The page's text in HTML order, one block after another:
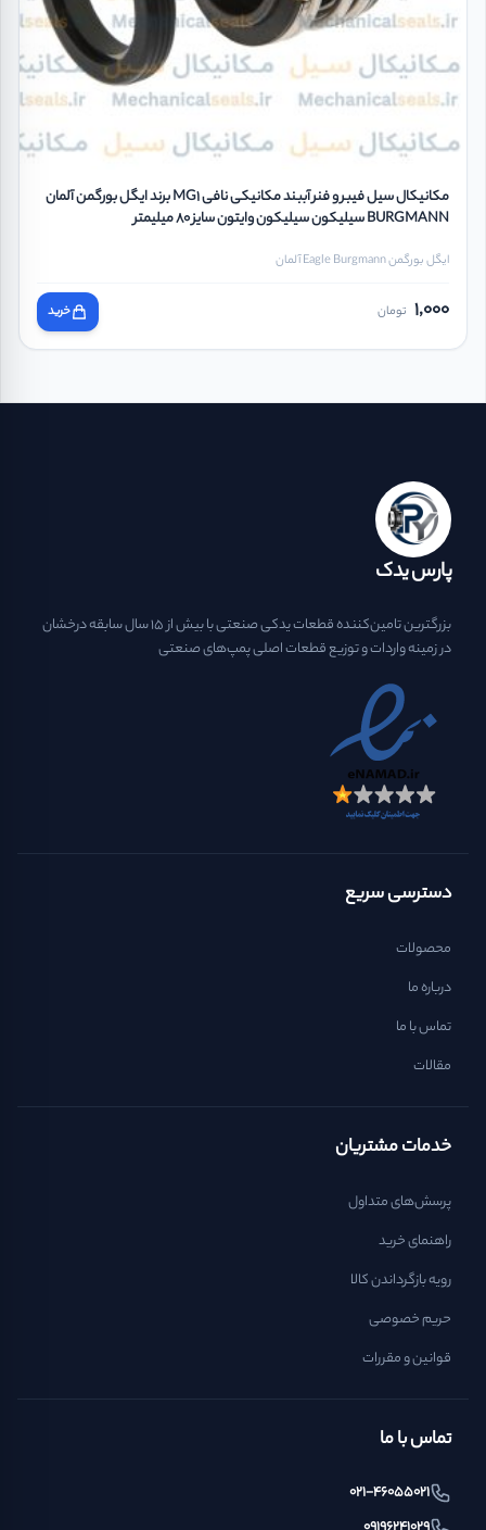
مکانیکال سیل فیبر و فنر آببند مکانیکی نافی MG1 برند ایگل بورگمن آلمان
BURGMANN سیلیکون سیلیکون وایتون سایز 80 میلیمتر
ایگل بورگمن Eagle Burgmann آلمان
1,000 تومان خرید
پارس یدک
بزرگترین تامین‌کننده قطعات یدکی صنعتی با بیش از ۱۵ سال سابقه درخشان
در زمینه واردات و توزیع قطعات اصلی پمپ‌های صنعتی
دسترسی سریع
محصولات
درباره ما
تماس با ما
مقالات
خدمات مشتریان
پرسش‌های متداول
راهنمای خرید
رویه بازگرداندن کالا
حریم خصوصی
قوانین و مقررات
تماس با ما
021-46055021